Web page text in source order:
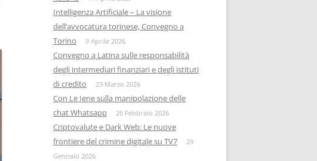
Intelligenza Artificiale – La visione
dell’avvocatura torinese, Convegno a
Torino
9 Aprile 2026
Convegno a Latina sulle responsabilità
degli intermediari finanziari e degli istituti
di credito
23 Marzo 2026
Con Le Iene sulla manipolazione delle
chat Whatsapp
26 Febbraio 2026
Criptovalute e Dark Web: Le nuove
frontiere del crimine digitale su TV7
29
Gennaio 2026